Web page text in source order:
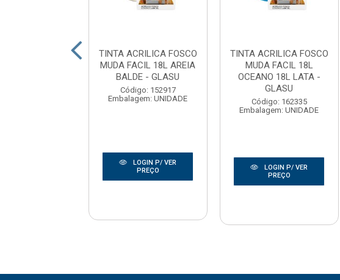
TINTA ACRILICA FOSCO
MUDA FACIL 18L AREIA
BALDE - GLASU
Código: 152917
Embalagem: UNIDADE
LOGIN P/ VER
PREÇO
TINTA ACRILICA FOSCO
MUDA FACIL 18L
OCEANO 18L LATA -
GLASU
Código: 162335
Embalagem: UNIDADE
LOGIN P/ VER
PREÇO